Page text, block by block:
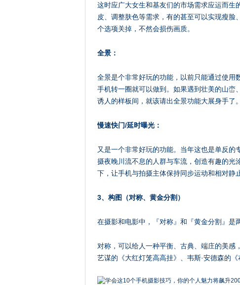
这时应广大女生和基友们的市场需求应运而
皮、调整肤色等需求，有的甚至可以实现瘦
个选项关掉，不然会损伤画质。
全景：
全景是个非常好玩的功能，以前只能通过使用
手机转一圈就可以做到。如果遇到壮美的山
诱人的样板间，就该请出全景功能大展身手了。
慢速快门/延时曝光：
又是一个非常好玩的功能。当年这也是单反
摄夜晚川流不息的人群与车流，创造有趣的
下，让手机与拍摄主体保持同步运动和相对静
3、构图（对称、黄金分割）
在摄影和电影中，『对称』和『黄金分割』是
对称，可以给人一种平衡、古典、端庄的美
艺谋的《大红灯笼高高挂》、韦斯·安德森的